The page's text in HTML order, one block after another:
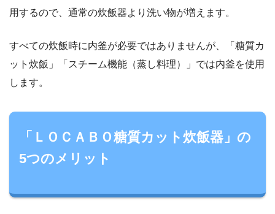
用するので、通常の炊飯器より洗い物が増えます。
すべての炊飯時に内釜が必要ではありませんが、「糖質カ
ット炊飯」「スチーム機能（蒸し料理）」では内釜を使用
します。
「ＬＯＣＡＢＯ糖質カット炊飯器」の
5つのメリット